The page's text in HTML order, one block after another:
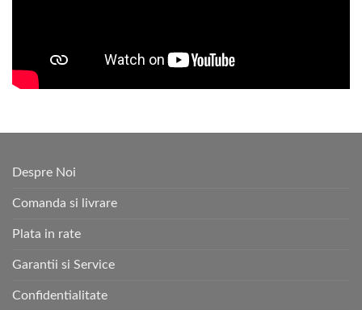
Despre Noi
Comanda si livrare
Plata in rate
Garantii si Service
Confidentialitate